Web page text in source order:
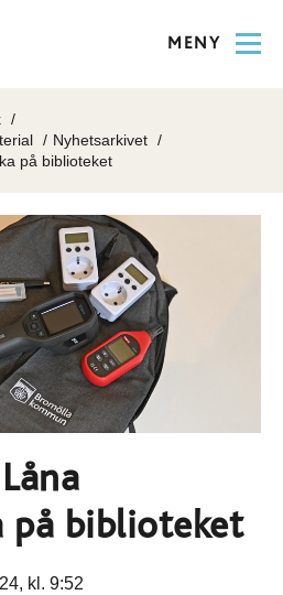
MENY
Nyhetsarkivet
på biblioteket
på biblioteket
kl. 9:52